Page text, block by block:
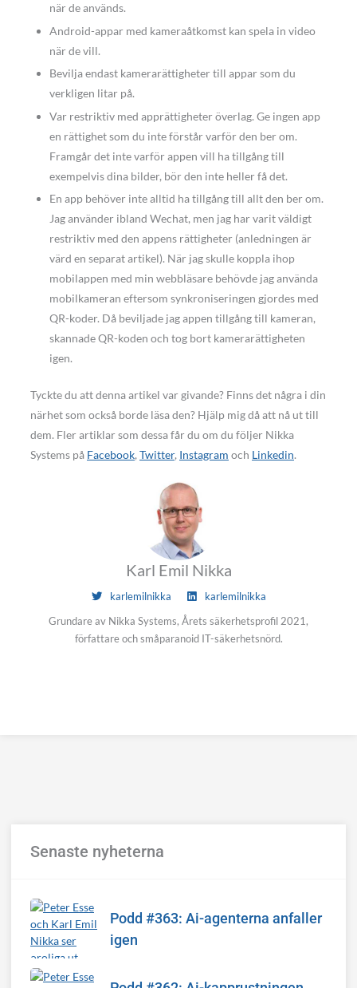
när de används.
Android-appar med kameraåtkomst kan spela in video
när de vill.
Bevilja endast kamerarättigheter till appar som du
verkligen litar på.
Var restriktiv med apprättigheter överlag. Ge ingen app
en rättighet som du inte förstår varför den ber om.
Framgår det inte varför appen vill ha tillgång till
exempelvis dina bilder, bör den inte heller få det.
En app behöver inte alltid ha tillgång till allt den ber om.
Jag använder ibland Wechat, men jag har varit väldigt
restriktiv med den appens rättigheter (anledningen är
värd en separat artikel). När jag skulle koppla ihop
mobilappen med min webbläsare behövde jag använda
mobilkameran eftersom synkroniseringen gjordes med
QR-koder. Då beviljade jag appen tillgång till kameran,
skannade QR-koden och tog bort kamerarättigheten
igen.
Tyckte du att denna artikel var givande? Finns det några i din
närhet som också borde läsa den? Hjälp mig då att nå ut till
dem. Fler artiklar som dessa får du om du följer Nikka
Systems på Facebook, Twitter, Instagram och Linkedin.
Karl Emil Nikka
karlemilnikka
karlemilnikka
Grundare av Nikka Systems, Årets säkerhetsprofil 2021,
författare och småparanoid IT-säkerhetsnörd.
Senaste nyheterna
Podd #363: Ai-agenterna anfaller
igen